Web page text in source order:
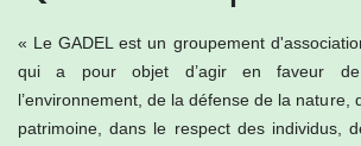
« Le GADEL est un groupement
qui a pour objet d’agir en faveur
l’environnement, de la défense de la nature,
patrimoine, dans le respect des individus,